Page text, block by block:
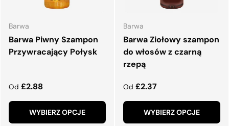
Barwa
Barwa Piwny Szampon
Przywracający Połysk
Normalna cena
Od £2.88
WYBIERZ OPCJE
Barwa
Barwa Ziołowy szampon
do włosów z czarną
rzepą
Normalna cena
Od £2.37
WYBIERZ OPCJE